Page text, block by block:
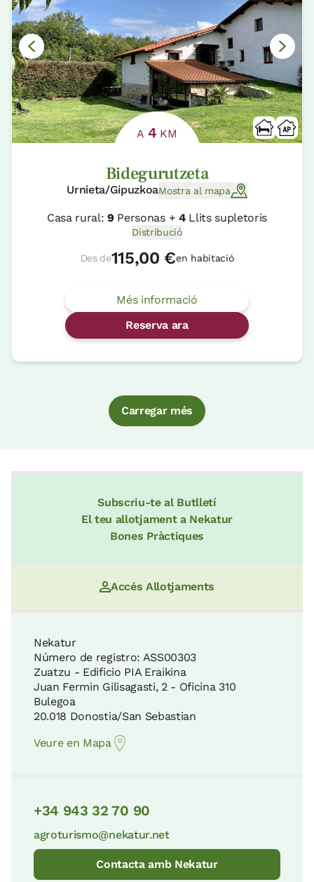
A 4 KM
Bidegurutzeta
Urnieta/GipuzkoaMostra al mapa
Casa rural:9 Personas + 4Llits supletoris
Distribució
Des de115,00 €en habitació
Més informació
Reserva ara
Carregar més
Subscriu-te al Butlletí
El teu allotjament a Nekatur
Bones Pràctiques
Accés Allotjaments
Nekatur
Número de registro: ASS00303
Zuatzu - Edificio PIA Eraikina
Juan Fermin Gilisagasti, 2 - Oficina 310
Bulegoa
20.018 Donostia/San Sebastian
Veure en Mapa
+34 943 32 70 90
agroturismo@nekatur.net
Contacta amb Nekatur